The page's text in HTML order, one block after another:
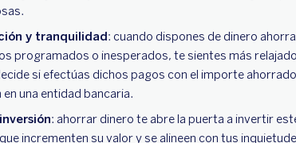
y tranquilidad: cuando dispones de dinero
programados o inesperados, te sientes más
si efectúas dichos pagos con el importe
una entidad bancaria.
: ahorrar dinero te abre la puerta a invertir
incrementen su valor y se alineen con tus